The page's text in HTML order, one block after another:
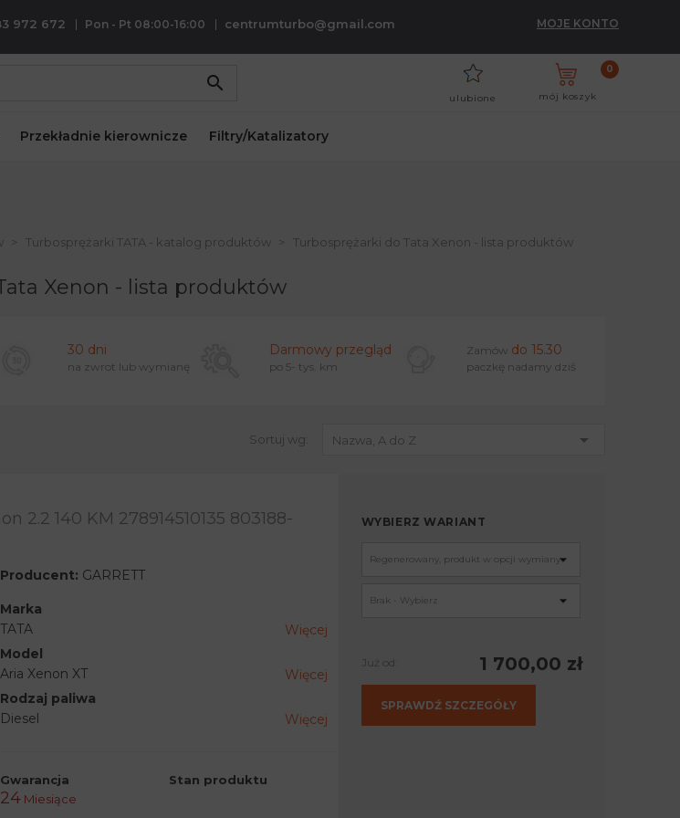
972 672 Pon - Pt 08:00-16:00 centrumturbo@gmail.com MOJE KONTO
search
mój koszyk
0
ulubione
Przekładnie kierownicze Filtry/Katalizatory
Turbosprężarki TATA - katalog produktów Turbosprężarki do Tata Xenon - lista produktów
Xenon - lista produktów
30 dni
na zwrot lub wymianę
Darmowy przegląd
po 5- tys. km
Zamów do 15.30
paczkę nadamy dziś
Sortuj wg: Nazwa, A do Z 
2.2 140 KM 278914510135 803188-
Producent: GARRETT
Marka
TATA
Więcej
Model
Aria Xenon XT
Więcej
Rodzaj paliwa
Diesel
Więcej
Gwarancja
24 Miesiące
Stan produktu
WYBIERZ WARIANT
Już od: 1 700,00 zł
SPRAWDŹ SZCZEGÓŁY